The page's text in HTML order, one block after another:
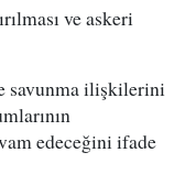
ve askeri
savunma ilişkilerini
edeceğini ifade